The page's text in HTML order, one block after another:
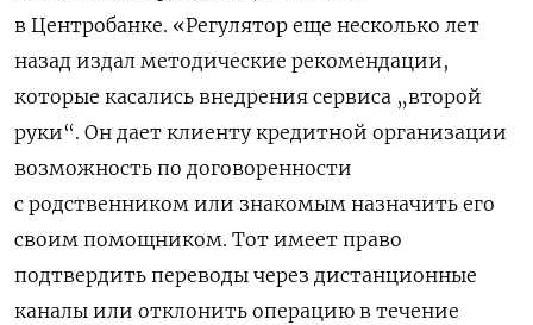
в Центробанке. «Регулятор еще несколько лет
назад издал методические рекомендации,
которые касались внедрения сервиса „второй
руки“. Он дает клиенту кредитной организации
возможность по договоренности
с родственником или знакомым назначить его
своим помощником. Тот имеет право
подтвердить переводы через дистанционные
каналы или отклонить операцию в течение